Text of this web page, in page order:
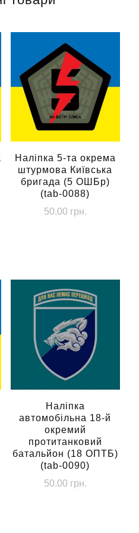
Наліпка 5-та окрема
штурмова Київська
бригада (5 ОШБр)
(tab-0088)
50.00 грн.
Наліпка
автомобільна 18-й
окремий
протитанковий
батальйон (18 ОПТБ)
(tab-0090)
50.00 грн.